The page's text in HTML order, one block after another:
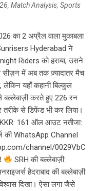
, Match Analysis, Sports
का 2 अप्रैल वाला मुकाबला
Hyderabad ने
Riders को हराया, उसने
सीज़न में अब तक ज़्यादातर मैच
लेकिन यहाँ कहानी बिल्कुल
बल्लेबाज़ी करते हुए 226 रन
तरीके से डिफेंड भी कर लिया।
161 ऑल आउट नतीजा:
की WhatsApp Channel
channel/0029VbC
SRH की बल्लेबाज़ी:
हैदराबाद की बल्लेबाज़ी
दिखा। ऐसा लगा जैसे